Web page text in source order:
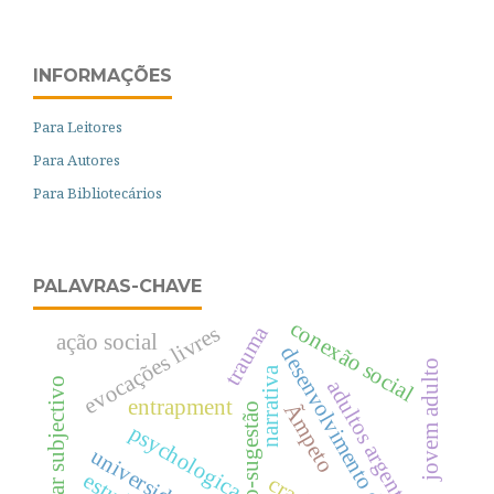
INFORMAÇÕES
Para Leitores
Para Autores
Para Bibliotecários
PALAVRAS-CHAVE
auto-sugestão
psychologica
narrativa
entrapment
evocações livres conexão social
adultos argentinos
ação social
jovem adulto
trauma
Ãmpeto